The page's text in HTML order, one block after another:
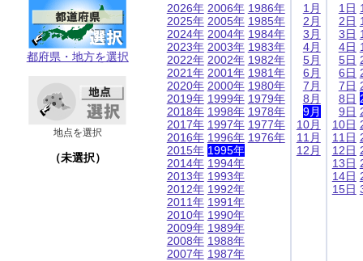
都府県・地方を選択
地点を選択
（未選択）
2026年
2025年
2024年
2023年
2022年
2021年
2020年
2019年
2018年
2017年
2016年
2015年
2014年
2013年
2012年
2011年
2010年
2009年
2008年
2007年
2006年
2005年
2004年
2003年
2002年
2001年
2000年
1999年
1998年
1997年
1996年
1995年
1994年
1993年
1992年
1991年
1990年
1989年
1988年
1987年
1986年
1985年
1984年
1983年
1982年
1981年
1980年
1979年
1978年
1977年
1976年
1月
2月
3月
4月
5月
6月
7月
8月
9月
10月
11月
12月
1日
2日
3日
4日
5日
6日
7日
8日
9日
10日
11日
12日
13日
14日
15日